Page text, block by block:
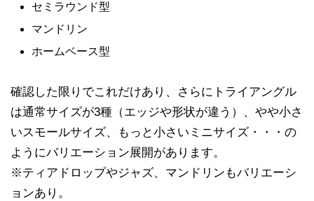
セミラウンド型
マンドリン
ホームベース型
確認した限りでこれだけあり、さらにトライアングル
は通常サイズが3種（エッジや形状が違う）、やや小さ
いスモールサイズ、もっと小さいミニサイズ・・・の
ようにバリエーション展開があります。
※ティアドロップやジャズ、マンドリンもバリエーシ
ョンあり。